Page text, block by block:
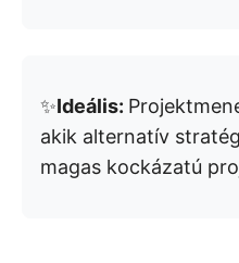
✨Ideális:
akik alternatív
magas kockázatú